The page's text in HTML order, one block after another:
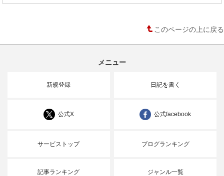
このページの上に戻る
メニュー
新規登録 日記を書く
公式X 公式facebook
サービストップ ブログランキング
記事ランキング ジャンル一覧